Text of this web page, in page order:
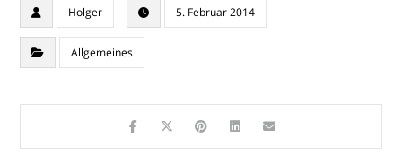
Holger 5. Februar 2014
Allgemeines